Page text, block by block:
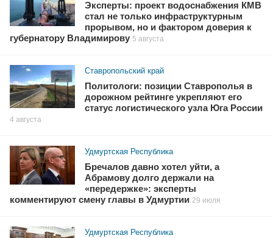
Эксперты: проект водоснабжения КМВ
стал не только инфраструктурным
прорывом, но и фактором доверия к
губернатору Владимирову 5 августа
Ставропольский край
Политологи: позиции Ставрополья в
дорожном рейтинге укрепляют его
статус логистического узла Юга России
4 августа
Удмуртская Республика
Бречалов давно хотел уйти, а
Абрамову долго держали на
«передержке»: эксперты
комментируют смену главы в Удмуртии 29 июля
Удмуртская Республика